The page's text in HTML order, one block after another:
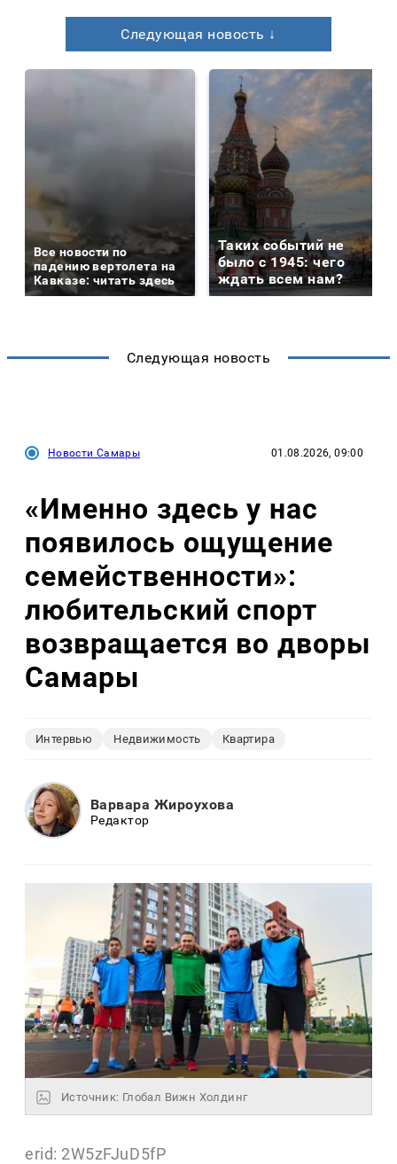
Следующая новость ↓
Все новости по
падению вертолета на
Кавказе: читать здесь
Таких событий не
было с 1945: чего
ждать всем нам?
Следующая новость
Новости Самары 01.08.2026, 09:00
«Именно здесь у нас
появилось ощущение
семейственности»:
любительский спорт
возвращается во дворы
Самары
Интервью Недвижимость Квартира
Варвара Жироухова
Редактор
Источник: Глобал Вижн Холдинг
erid: 2W5zFJuD5fP